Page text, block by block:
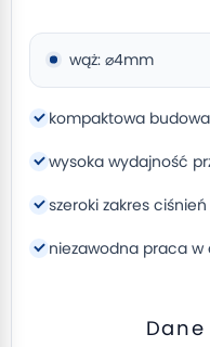
wąż: ⌀4mm
kompaktowa budowa
wysoka wydajność
szeroki zakres ciśnień
niezawodna praca